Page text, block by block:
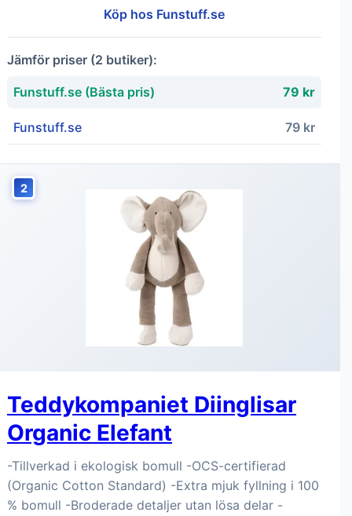
Köp hos Funstuff.se
Jämför priser (2 butiker):
Funstuff.se (Bästa pris) 79 kr
Funstuff.se 79 kr
2
Teddykompaniet Diinglisar
Organic Elefant
-Tillverkad i ekologisk bomull -OCS-certifierad
(Organic Cotton Standard) -Extra mjuk fyllning i 100
% bomull -Broderade detaljer utan lösa delar -